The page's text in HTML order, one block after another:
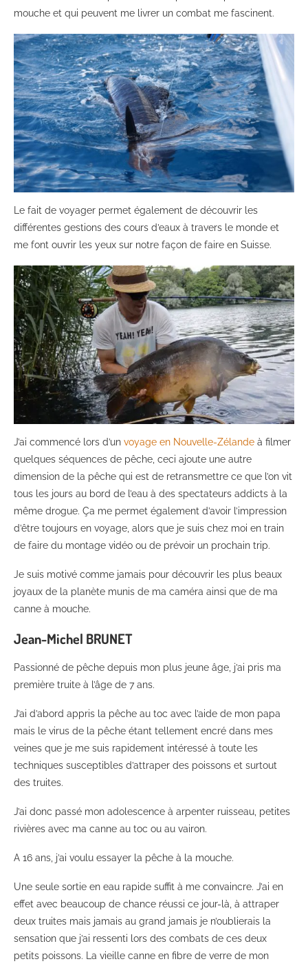
mouche et qui peuvent me livrer un combat me fascinent.
Le fait de voyager permet également de découvrir les
différentes gestions des cours d’eaux à travers le monde et
me font ouvrir les yeux sur notre façon de faire en Suisse.
J’ai commencé lors d’un voyage en Nouvelle-Zélande à filmer
quelques séquences de pêche, ceci ajoute une autre
dimension de la pêche qui est de retransmettre ce que l’on vit
tous les jours au bord de l’eau à des spectateurs addicts à la
même drogue. Ça me permet également d’avoir l’impression
d’être toujours en voyage, alors que je suis chez moi en train
de faire du montage vidéo ou de prévoir un prochain trip.
Je suis motivé comme jamais pour découvrir les plus beaux
joyaux de la planète munis de ma caméra ainsi que de ma
canne à mouche.
Jean-Michel BRUNET
Passionné de pêche depuis mon plus jeune âge, j’ai pris ma
première truite à l’âge de 7 ans.
J’ai d’abord appris la pêche au toc avec l’aide de mon papa
mais le virus de la pêche étant tellement encré dans mes
veines que je me suis rapidement intéressé à toute les
techniques susceptibles d’attraper des poissons et surtout
des truites.
J’ai donc passé mon adolescence à arpenter ruisseau, petites
rivières avec ma canne au toc ou au vairon.
A 16 ans, j’ai voulu essayer la pêche à la mouche.
Une seule sortie en eau rapide suffit à me convaincre. J’ai en
effet avec beaucoup de chance réussi ce jour-là, à attraper
deux truites mais jamais au grand jamais je n’oublierais la
sensation que j’ai ressenti lors des combats de ces deux
petits poissons. La vieille canne en fibre de verre de mon